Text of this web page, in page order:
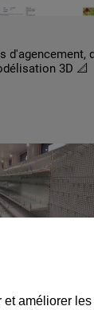
d'agencement,
3D 📐
de
améliorer